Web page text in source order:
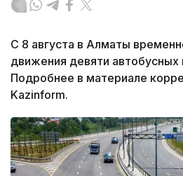
С 8 августа в Алматы
движения девяти
Подробнее в материале
Kazinform.